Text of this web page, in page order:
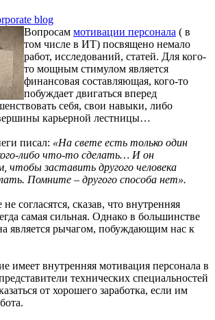
blog
Вопросам мотивации персонала ( в
том числе в ИТ) посвящено немало
работ, исследований, статей. Для кого-
то мощным стимулом является
финансовая составляющая, кого-то
побуждает двигаться вперед
себя, свои навыки, либо
карьерной лестницы…
писал: «На свете есть только один
либо что-то сделать… И он
чтобы заставить другого человека
Помните – другого способа нет».
согласятся, сказав, что внутренняя
самая сильная. Однако в большинстве
является рычагом, побуждающим нас к
имеет внутренняя мотивация персонала в
технических специальностей
от хорошего заработка, если им